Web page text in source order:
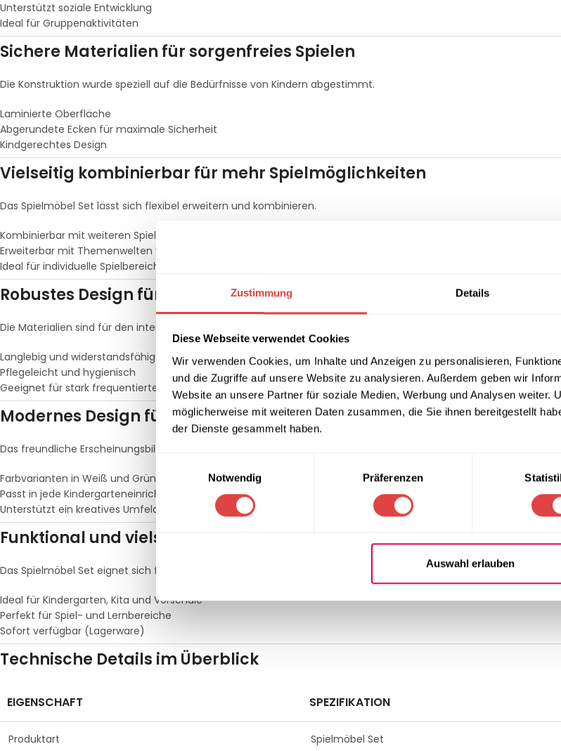
Zustimmung Details
Diese Webseite verwendet Cookies
Wir verwenden Cookies, um Inhalte und Anzeigen zu personalisieren,
und die Zugriffe auf unsere Website zu analysieren. Außerdem geben wir
Website an unsere Partner für soziale Medien, Werbung und Analysen weiter.
möglicherweise mit weiteren Daten zusammen, die Sie ihnen bereitgestellt
der Dienste gesammelt haben.
Notwendig
Präferenzen
Auswahl erlauben
Unterstützt soziale Entwicklung
Ideal für Gruppenaktivitäten
Sichere Materialien für sorgenfreies Spielen
Die Konstruktion wurde speziell auf die Bedürfnisse von Kindern abgestimmt.
Laminierte Oberfläche
Abgerundete Ecken für maximale Sicherheit
Kindgerechtes Design
Vielseitig kombinierbar für mehr Spielmöglichkeiten
Das Spielmöbel Set lässt sich flexibel erweitern und kombinieren.
Kombinierbar mit weiteren Spielsets
Erweiterbar mit Themenwelten wie „Parking“ oder „Doctor“
Ideal für individuelle Spielbereiche
Robustes Design für den täglichen Einsatz
Die Materialien sind für den intensiven Einsatz im Kindergarten ausgelegt.
Langlebig und widerstandsfähig
Pflegeleicht und hygienisch
Geeignet für stark frequentierte Spielbereiche
Modernes Design für kindgerechte Räume
Das freundliche Erscheinungsbild sorgt für eine angenehme Atmosphäre.
Farbvarianten in Weiß und Grün
Passt in jede Kindergarteneinrichtung
Unterstützt ein kreatives Umfeld
Funktional und vielseitig einsetzbar
Das Spielmöbel Set eignet sich für verschiedene Einsatzbereiche.
Ideal für Kindergarten, Kita und Vorschule
Perfekt für Spiel- und Lernbereiche
Sofort verfügbar (Lagerware)
Technische Details im Überblick
EIGENSCHAFT SPEZIFIKATION
Produktart Spielmöbel Set